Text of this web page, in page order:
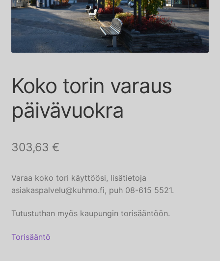
tason
valikko
Autopaikat
Kuhmo tuotteet
Kokous- ja etätyötilat
Koko torin varaus
päivävuokra
303,63 €
Varaa koko tori käyttöösi, lisätietoja
asiakaspalvelu@kuhmo.fi, puh 08-615 5521.
Tutustuthan myös kaupungin torisääntöön.
Torisääntö